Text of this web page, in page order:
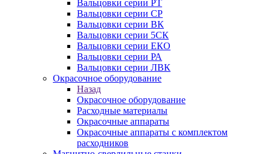
Вальцовки серии РТ
Вальцовки серии СР
Вальцовки серии ВК
Вальцовки серии 5СК
Вальцовки серии ЕКО
Вальцовки серии РА
Вальцовки серии ЛВК
Окрасочное оборудование
Назад
Окрасочное оборудование
Расходные материалы
Окрасочные аппараты
Окрасочные аппараты с комплектом
расходников